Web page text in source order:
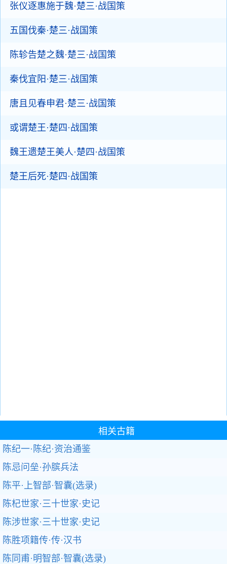
张仪逐惠施于魏·楚三·战国策
五国伐秦·楚三·战国策
陈轸告楚之魏·楚三·战国策
秦伐宜阳·楚三·战国策
唐且见春申君·楚三·战国策
或谓楚王·楚四·战国策
魏王遗楚王美人·楚四·战国策
楚王后死·楚四·战国策
相关古籍
陈纪一·陈纪·资治通鉴
陈忌问垒·孙膑兵法
陈平·上智部·智囊(选录)
陈杞世家·三十世家·史记
陈涉世家·三十世家·史记
陈胜项籍传·传·汉书
陈同甫·明智部·智囊(选录)